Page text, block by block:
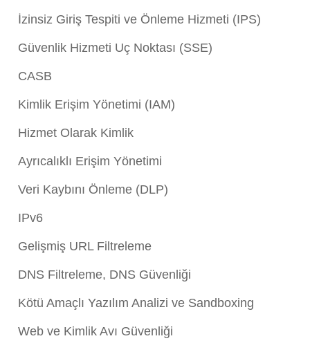
İzinsiz Giriş Tespiti ve Önleme Hizmeti (IPS)
Güvenlik Hizmeti Uç Noktası (SSE)
CASB
Kimlik Erişim Yönetimi (IAM)
Hizmet Olarak Kimlik
Ayrıcalıklı Erişim Yönetimi
Veri Kaybını Önleme (DLP)
IPv6
Gelişmiş URL Filtreleme
DNS Filtreleme, DNS Güvenliği
Kötü Amaçlı Yazılım Analizi ve Sandboxing
Web ve Kimlik Avı Güvenliği